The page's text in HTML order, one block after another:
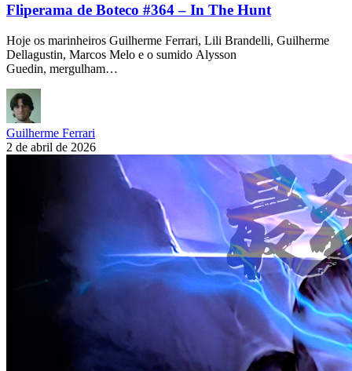
Fliperama de Boteco #364 – In The Hunt
Hoje os marinheiros Guilherme Ferrari, Lili Brandelli, Guilherme
Dellagustin, Marcos Melo e o sumido Alysson
Guedin, mergulham…
Guilherme Ferrari
2 de abril de 2026